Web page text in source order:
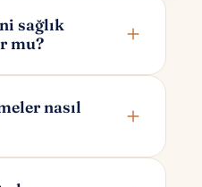
sağlık
mu?
ücretler sağlık
nasıl